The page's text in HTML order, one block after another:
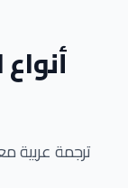
ترجمة عربية